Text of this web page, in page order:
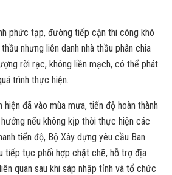
phức tạp, đường tiếp cận thi công khó
nhưng liên danh nhà thầu phân chia
rời rạc, không liền mạch, có thể phát
trình thực hiện.
đã vào mùa mưa, tiến độ hoàn thành
nếu không kịp thời thực hiện các
tiến độ, Bộ Xây dựng yêu cầu Ban
tiếp tục phối hợp chặt chẽ, hỗ trợ địa
quan sau khi sáp nhập tỉnh và tổ chức